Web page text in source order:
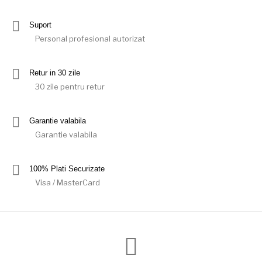
Suport
Personal profesional autorizat
Retur in 30 zile
30 zile pentru retur
Garantie valabila
Garantie valabila
100% Plati Securizate
Visa / MasterCard